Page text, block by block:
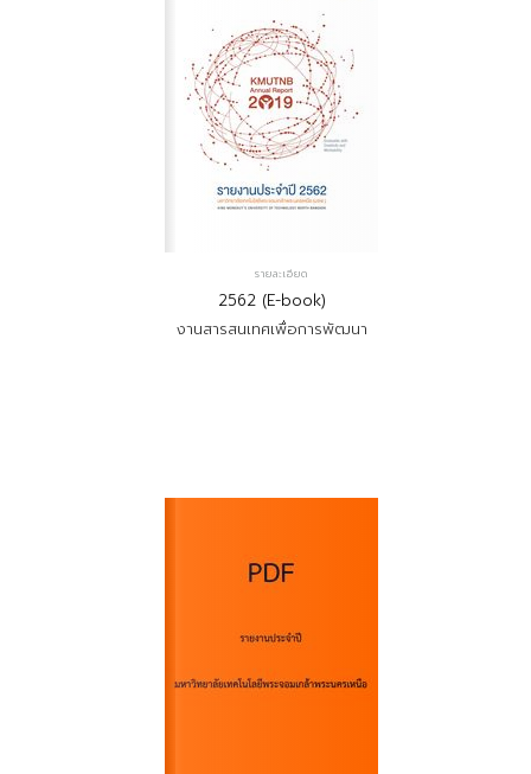
รายละเอียด
2562 (E-book)
งานสารสนเทศเพื่อการพัฒนา